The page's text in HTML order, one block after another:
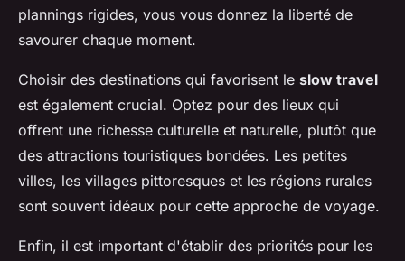
plannings rigides, vous vous donnez la liberté de
savourer chaque moment.
Choisir des destinations qui favorisent le slow travel
est également crucial. Optez pour des lieux qui
offrent une richesse culturelle et naturelle, plutôt que
des attractions touristiques bondées. Les petites
villes, les villages pittoresques et les régions rurales
sont souvent idéaux pour cette approche de voyage.
Enfin, il est important d'établir des priorités pour les